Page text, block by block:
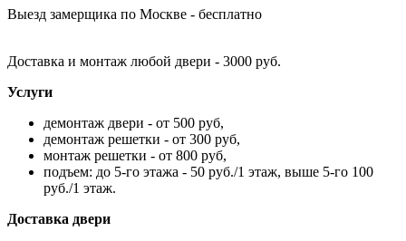
Выезд замерщика по Москве - бесплатно
Доставка и монтаж любой двери - 3000 руб.
Услуги
демонтаж двери - от 500 руб,
демонтаж решетки - от 300 руб,
монтаж решетки - от 800 руб,
подъем: до 5-го этажа - 50 руб./1 этаж, выше 5-го 100
руб./1 этаж.
Доставка двери